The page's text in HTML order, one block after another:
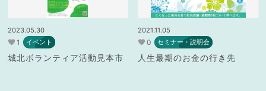
2023.05.30
1 イベント
城北ボランティア活動見本市
2021.11.05
0 セミナー・説明会
人生最期のお金の行き先